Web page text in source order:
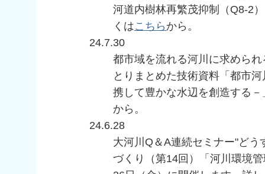
河道内樹林再繁茂抑制（Q8-2
くはこちら から。
24.7.30
都市域を流れる河川に求めら
とりまとめた技術資料「都市
携して豊かな水辺を創造する
から。
24.6.28
大河川Q＆A連続セミナー"ど
づくり（第14回）「河川環境